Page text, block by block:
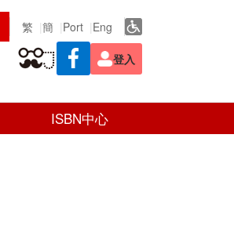
繁 簡 Port Eng
登入
ISBN中心